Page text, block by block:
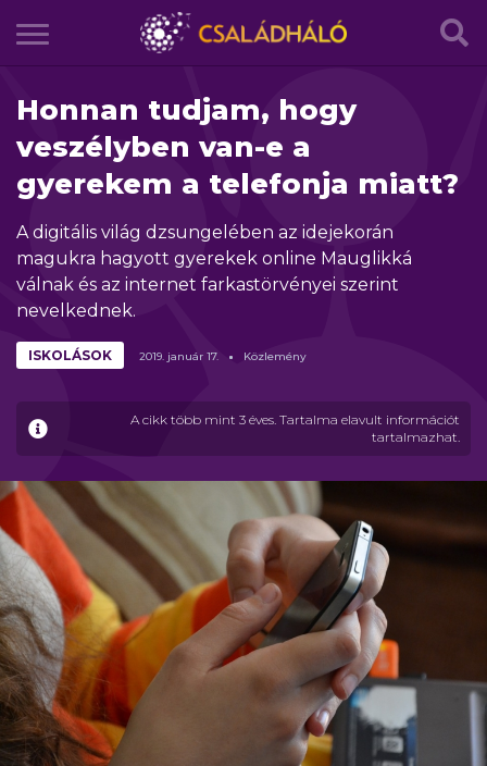
Honnan tudjam, hogy
veszélyben van-e a
gyerekem a telefonja miatt?
A digitális világ dzsungelében az idejekorán
magukra hagyott gyerekek online Mauglikká
válnak és az internet farkastörvényei szerint
nevelkednek.
A cikk több mint 3 éves. Tartalma elavult információt
tartalmazhat.
ISKOLÁSOK 2019. január 17. Közlemény